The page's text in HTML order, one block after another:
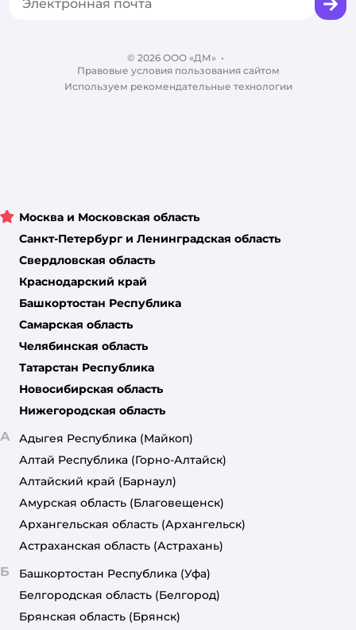
Блог
© 2026 ООО «ДМ» •
Правовые условия пользования сайтом
Используем рекомендательные технологии
Москва и Московская область
Санкт-Петербург и Ленинградская область
Свердловская область
Краснодарский край
Башкортостан Республика
Самарская область
Челябинская область
Татарстан Республика
Новосибирская область
Нижегородская область
А Адыгея Республика (Майкоп)
Алтай Республика (Горно-Алтайск)
Алтайский край (Барнаул)
Амурская область (Благовещенск)
Архангельская область (Архангельск)
Астраханская область (Астрахань)
Б Башкортостан Республика (Уфа)
Белгородская область (Белгород)
Брянская область (Брянск)